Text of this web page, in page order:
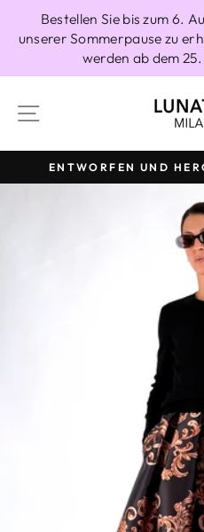
Inhalt
Bestellen Sie bis zum 6.
unserer Sommerpause zu
werden ab dem
ENTWORFEN UND